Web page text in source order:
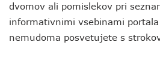
dvomov ali pomislekov pri
informativnimi vsebinami
nemudoma posvetujete s